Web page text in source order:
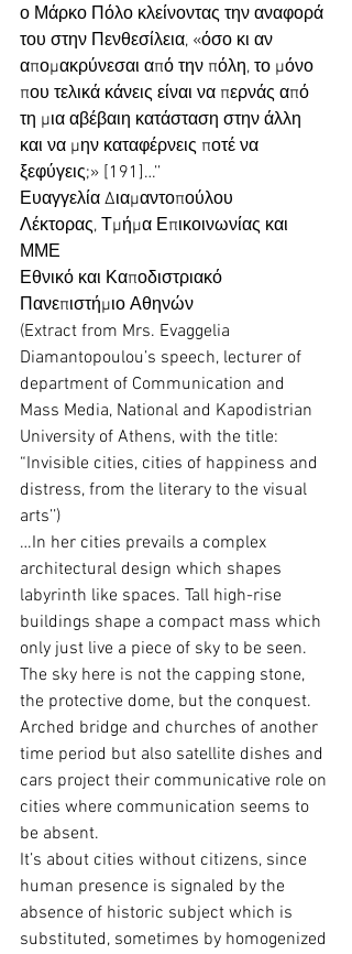
ο Μάρκο Πόλο κλείνοντας την αναφορά
του στην Πενθεσίλεια, «όσο κι αν
απομακρύνεσαι από την πόλη, το μόνο
που τελικά κάνεις είναι να περνάς από
τη μια αβέβαιη κατάσταση στην άλλη
και να μην καταφέρνεις ποτέ να
ξεφύγεις;» [191]…’’
Ευαγγελία Διαμαντοπούλου
Λέκτορας, Τμήμα Επικοινωνίας και
ΜΜΕ
Εθνικό και Καποδιστριακό
Πανεπιστήμιο Αθηνών
(Extract from Mrs. Evaggelia
Diamantopoulou’s speech, lecturer of
department of Communication and
Mass Media, National and Kapodistrian
University of Athens, with the title:
“Invisible cities, cities of happiness and
distress, from the literary to the visual
arts’’)
…In her cities prevails a complex
architectural design which shapes
labyrinth like spaces. Tall high-rise
buildings shape a compact mass which
only just live a piece of sky to be seen.
The sky here is not the capping stone,
the protective dome, but the conquest.
Arched bridge and churches of another
time period but also satellite dishes and
cars project their communicative role on
cities where communication seems to
be absent.
It’s about cities without citizens, since
human presence is signaled by the
absence of historic subject which is
substituted, sometimes by homogenized